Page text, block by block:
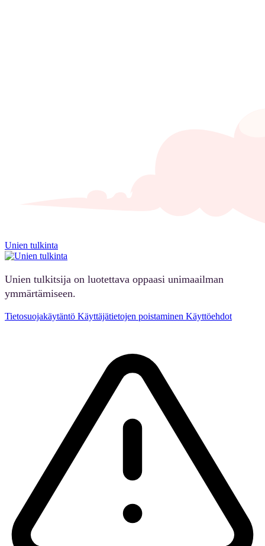
Unien tulkinta
Unien tulkitsija on luotettava oppaasi unimaailman
ymmärtämiseen.
Tietosuojakäytäntö Käyttäjätietojen poistaminen Käyttöehdot